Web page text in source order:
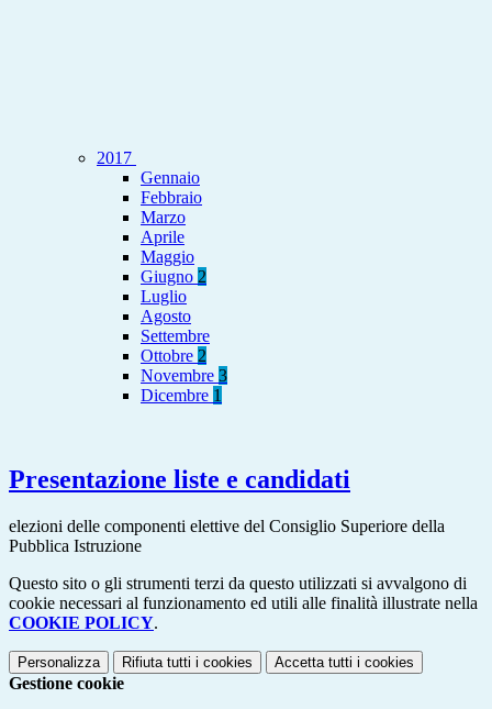
2017
Gennaio
Febbraio
Marzo
Aprile
Maggio
Giugno 2
Luglio
Agosto
Settembre
Ottobre 2
Novembre 3
Dicembre 1
Presentazione liste e candidati
elezioni delle componenti elettive del Consiglio Superiore della
Pubblica Istruzione
Questo sito o gli strumenti terzi da questo utilizzati si avvalgono di
cookie necessari al funzionamento ed utili alle finalità illustrate nella
COOKIE POLICY.
Personalizza Rifiuta tutti i cookies Accetta tutti i cookies
Gestione cookie